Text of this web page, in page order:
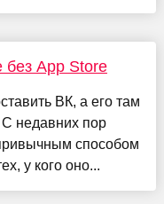
без App Store
ВК, а его там
С недавних пор
способом
у кого оно...